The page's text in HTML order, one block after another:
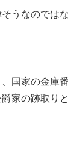
そうなのでは
、国家の金
家の跡取り